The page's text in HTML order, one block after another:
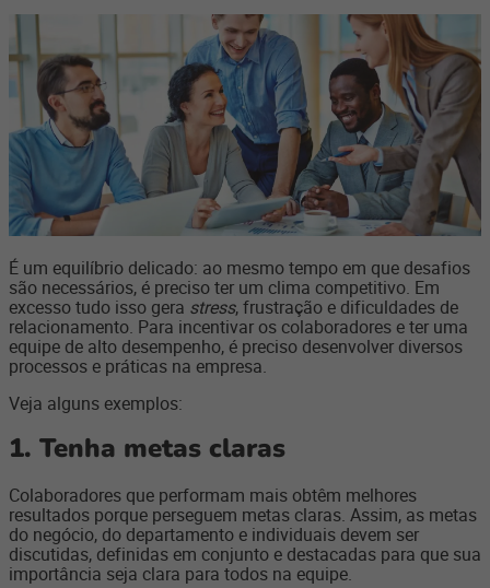
É um equilíbrio delicado: ao mesmo tempo em que desafios
são necessários, é preciso ter um clima competitivo. Em
excesso tudo isso gera stress, frustração e dificuldades de
relacionamento. Para incentivar os colaboradores e ter uma
equipe de alto desempenho, é preciso desenvolver diversos
processos e práticas na empresa.
Veja alguns exemplos:
1. Tenha metas claras
Colaboradores que performam mais obtêm melhores
resultados porque perseguem metas claras. Assim, as metas
do negócio, do departamento e individuais devem ser
discutidas, definidas em conjunto e destacadas para que sua
importância seja clara para todos na equipe.